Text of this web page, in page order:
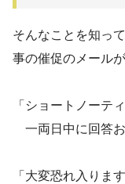
そんなことを知っ
事の催促のメールが
「ショートノーテ
一両日中に回答お
「大変恐れ入りま